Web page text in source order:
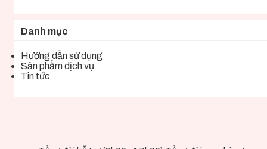
Danh mục
Hướng dẫn sử dụng
Sản phẩm dịch vụ
Tin tức